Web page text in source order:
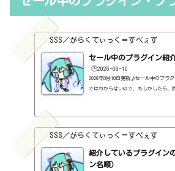
SSS／がらくてぃっく＝すぺぇす
セール中のプラグイン紹
🕒️2026-08-10
2026年8月10日更新♪セール中のプラ
ではわからないので、もしかしたら
(Bass・Drum)（IK MULTIMEDIA）定
UDIO DELUXEさん）Total Studio 5 MAX
9ユーロ...
SSS／がらくてぃっく＝すぺぇす
紹介しているプラグイン
ン名順）